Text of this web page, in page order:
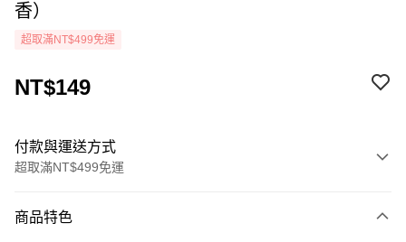
香）
超取滿NT$499免運
NT$149
付款與運送方式
超取滿NT$499免運
icash Pay
商品特色